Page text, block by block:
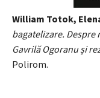
William Totok,
bagatelizare.
Gavrilă Ogoranu și
Polirom.